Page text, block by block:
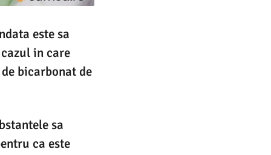
este sa
in care
bicarbonat de
sa
ca este